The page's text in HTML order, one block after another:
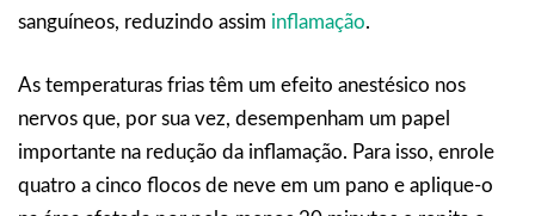
sanguíneos, reduzindo assim inflamação.
As temperaturas frias têm um efeito anestésico nos
nervos que, por sua vez, desempenham um papel
importante na redução da inflamação. Para isso, enrole
quatro a cinco flocos de neve em um pano e aplique-o